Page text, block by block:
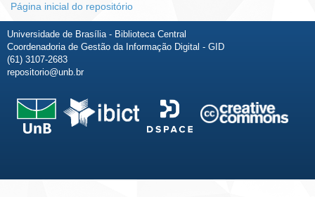
Página inicial do repositório
Universidade de Brasília - Biblioteca Central
Coordenadoria de Gestão da Informação Digital - GID
(61) 3107-2683
repositorio@unb.br